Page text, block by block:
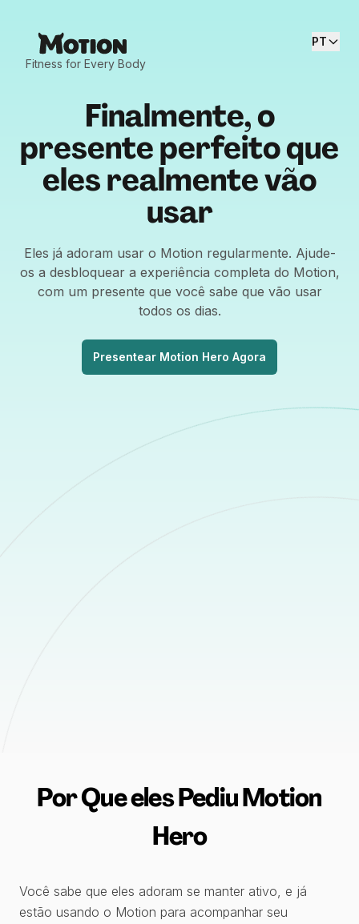
Fitness for Every Body
PT
Finalmente, o
presente perfeito que
eles realmente vão
usar
Eles já adoram usar o Motion regularmente. Ajude-
os a desbloquear a experiência completa do Motion,
com um presente que você sabe que vão usar
todos os dias.
Presentear Motion Hero Agora
Por Que eles Pediu Motion
Hero
Você sabe que eles adoram se manter ativo, e já
estão usando o Motion para acompanhar seu